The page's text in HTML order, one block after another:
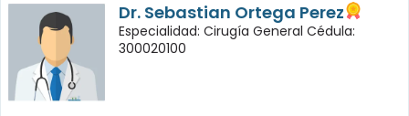
Dr. Sebastian Ortega Perez
Especialidad: Cirugía General Cédula:
300020100